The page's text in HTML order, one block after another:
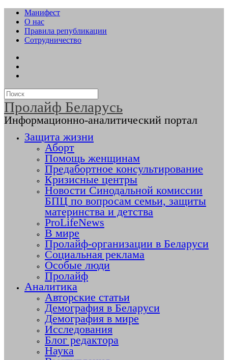
Манифест
О нас
Правила републикации
Сотрудничество
Пролайф Беларусь
Информационно-аналитический портал
Защита жизни
Аборт
Помощь женщинам
Предабортное консультирование
Кризисные центры
Новости Синодальной комиссии
БПЦ по вопросам семьи, защиты
материнства и детства
ProLifeNews
В мире
Пролайф-организации в Беларуси
Социальная реклама
Особые люди
Пролайф
Аналитика
Авторские статьи
Демография в Беларуси
Демография в мире
Исследования
Блог редактора
Наука